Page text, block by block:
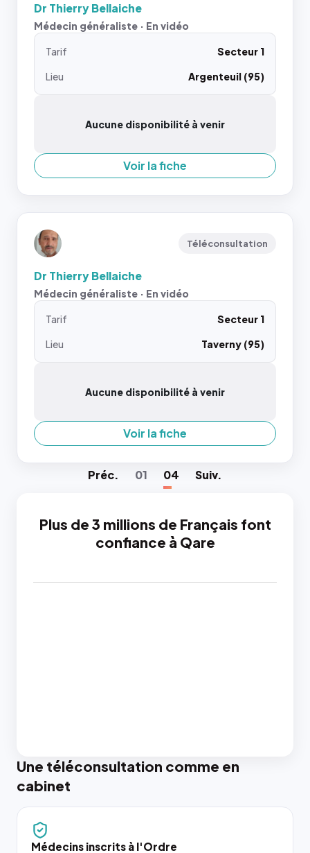
Dr Thierry Bellaiche
Médecin généraliste · En vidéo
Tarif
Secteur 1
Lieu
Argenteuil (95)
Aucune disponibilité à venir
Voir la fiche
Téléconsultation
Dr Thierry Bellaiche
Médecin généraliste · En vidéo
Tarif
Secteur 1
Lieu
Taverny (95)
Aucune disponibilité à venir
Voir la fiche
Préc. 01 04 Suiv.
Plus de 3 millions de Français font
confiance à Qare
Une téléconsultation comme en
cabinet
Médecins inscrits à l'Ordre